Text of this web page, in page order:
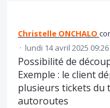
Christelle ONCHALO
· lundi 14 avril 2025 09:26
Possibilité de
Exemple : le client
plusieurs tickets du
autoroutes